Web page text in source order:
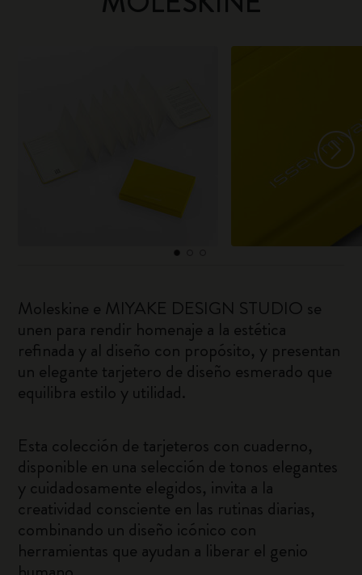
Moleskine e MIYAKE DESIGN STUDIO se
unen para rendir homenaje a la estética
refinada y al diseño con propósito, y presentan
un elegante tarjetero de diseño esmerado que
equilibra estilo y utilidad.
Esta colección de tarjeteros con cuaderno,
disponible en una selección de tonos elegantes
y cuidadosamente elegidos, invita a la
creatividad consciente en las rutinas diarias,
combinando un diseño icónico con
herramientas que ayudan a liberar el genio